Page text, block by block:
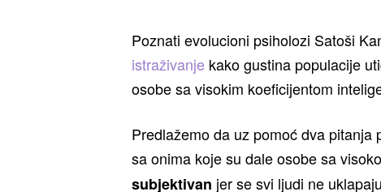
Poznati evolucioni psiholozi Satoši
istraživanje kako gustina populacije
osobe sa visokim koeficijentom
Predlažemo da uz pomoć dva
sa onima koje su dale osobe sa
subjektivan jer se svi ljudi ne